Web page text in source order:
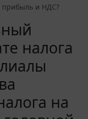
прибыль и НДС?
налога
на